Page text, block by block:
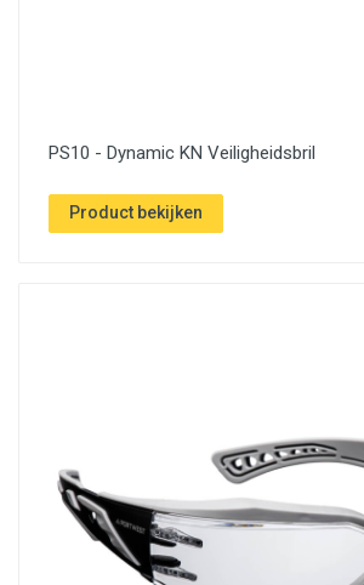
PS10 - Dynamic KN Veiligheidsbril
Product bekijken